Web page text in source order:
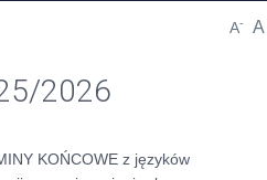
A- A
2026
KOŃCOWE z języków